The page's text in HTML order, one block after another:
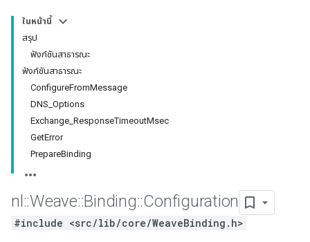
ในหน้านี้
สรุป
ฟังก์ชันสาธารณะ
ฟังก์ชันสาธารณะ
ConfigureFromMessage
DNS_Options
Exchange_ResponseTimeoutMsec
GetError
PrepareBinding
nl ::Weave::Binding::Configuration
#include <src/lib/core/WeaveBinding.h>